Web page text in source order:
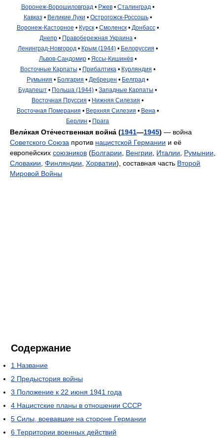
Воронеж-Ворошиловград • Ржев• Сталинград •
Кавказ • Великие Луки • Острогожск-Россошь•
Воронеж-Касторное • Курск• Смоленск• Донбасс•
Днепр• Правобережная Украина •
Ленинград-Новгород • Крым (1944)• Белоруссия •
Львов-Сандомир• Яссы-Кишинёв•
Восточные Карпаты • Прибалтика • Курляндия •
Румыния • Болгария • Дебрецен • Белград •
Будапешт • Польша (1944) • Западные Карпаты •
Восточная Пруссия • Нижняя Силезия •
Восточная Померания • Верхняя Силезия • Вена •
Берлин • Прага
Вели́кая Оте́чественная война́ (1941—1945) — война
Советского Союза против нацистской Германии и её
европейских союзников (Болгарии Венгрии Италии Румынии
Словакии Финляндии Хорватии), составная часть Второй
Мировой Войны
Содержание
1 Название
2 Предыстория войны
3 Положение к 22 июня 1941 года
4 Нацистские планы в отношении СССР
5 Силы, воевавшие на стороне Германии
6 Территории военных действий